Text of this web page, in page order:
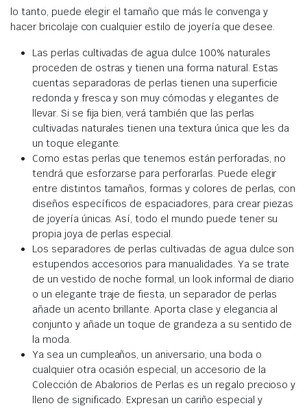
lo tanto, puede elegir el tamaño que más le convenga y
hacer bricolaje con cualquier estilo de joyería que desee.
Las perlas cultivadas de agua dulce 100% naturales
proceden de ostras y tienen una forma natural. Estas
cuentas separadoras de perlas tienen una superficie
redonda y fresca y son muy cómodas y elegantes de
llevar. Si se fija bien, verá también que las perlas
cultivadas naturales tienen una textura única que les da
un toque elegante.
Como estas perlas que tenemos están perforadas, no
tendrá que esforzarse para perforarlas. Puede elegir
entre distintos tamaños, formas y colores de perlas, con
diseños específicos de espaciadores, para crear piezas
de joyería únicas. Así, todo el mundo puede tener su
propia joya de perlas especial.
Los separadores de perlas cultivadas de agua dulce son
estupendos accesorios para manualidades. Ya se trate
de un vestido de noche formal, un look informal de diario
o un elegante traje de fiesta, un separador de perlas
añade un acento brillante. Aporta clase y elegancia al
conjunto y añade un toque de grandeza a su sentido de
la moda.
Ya sea un cumpleaños, un aniversario, una boda o
cualquier otra ocasión especial, un accesorio de la
Colección de Abalorios de Perlas es un regalo precioso y
lleno de significado. Expresan un cariño especial y